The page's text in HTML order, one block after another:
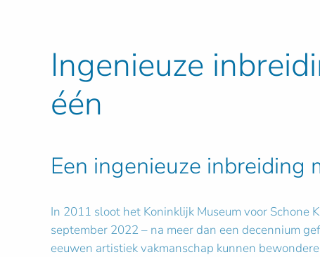
Ingenieuze
één
Een ingenieuze
In 2011 sloot het Koninklijk Museum voor
september 2022 – na meer dan een decennium
eeuwen artistiek vakmanschap kunnen